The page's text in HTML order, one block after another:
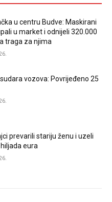
u centru Budve: Maskirani
u market i odnijeli 320.000
traga za njima
vozova: Povrijeđeno 25
prevarili stariju ženu i uzeli
eura